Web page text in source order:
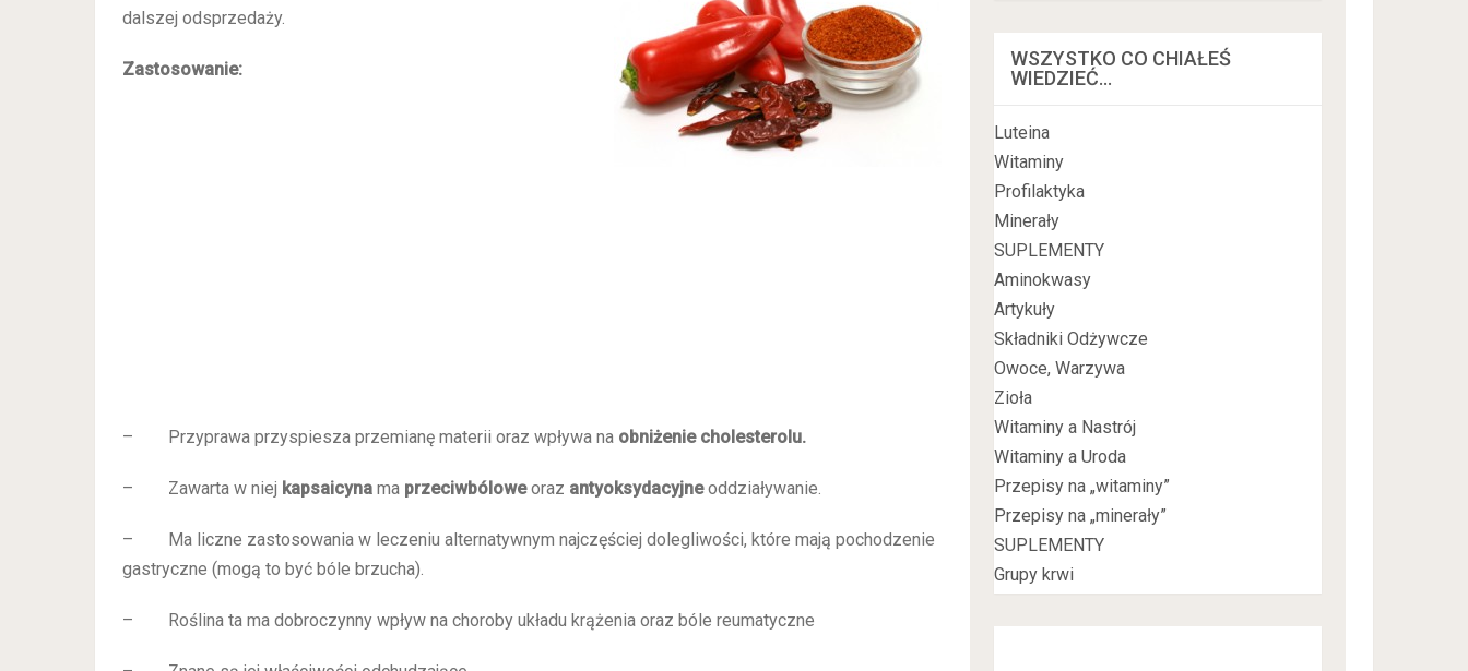
dalszej odsprzedaży.
Zastosowanie:
– Przyprawa przyspiesza przemianę materii oraz wpływa na obniżenie cholesterolu.
– Zawarta w niej kapsaicyna ma przeciwbóloweoraz antyoksydacyjneoddziaływanie.
– Ma liczne zastosowania w leczeniu alternatywnym najczęściej dolegliwości, które mają pochodzenie
gastryczne (mogą to być bóle brzucha).
– Roślina ta ma dobroczynny wpływ na choroby układu krążenia oraz bóle reumatyczne
WSZYSTKO CO CHIAŁEŚ
WIEDZIEĆ…
Luteina
Witaminy
Profilaktyka
Minerały
SUPLEMENTY
Aminokwasy
Artykuły
Składniki Odżywcze
Owoce, Warzywa
Zioła
Witaminy a Nastrój
Witaminy a Uroda
Przepisy na „witaminy”
Przepisy na „minerały”
SUPLEMENTY
Grupy krwi